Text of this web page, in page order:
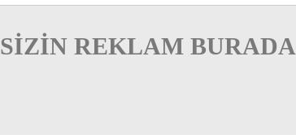
SİZİN REKLAM BURADA